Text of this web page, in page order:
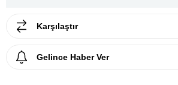
Karşılaştır
Gelince Haber Ver